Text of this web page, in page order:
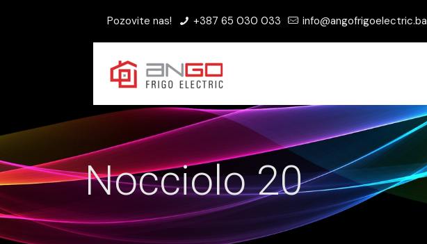
Pozovite nas! +387 65 030 033 info@angofrigoelectric.ba
Nocciolo 20